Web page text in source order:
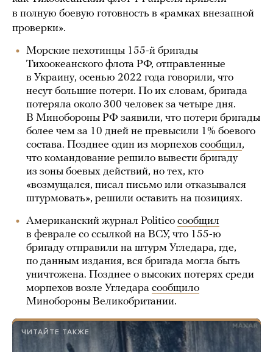
в полную боевую готовность в «рамках внезапной
проверки».
Морские пехотинцы 155-й бригады
Тихоокеанского флота РФ, отправленные
в Украину, осенью 2022 года говорили, что
несут большие потери. По их словам, бригада
потеряла около 300 человек за четыре дня.
В Минобороны РФ заявили, что потери бригады
более чем за 10 дней не превысили 1% боевого
состава. Позднее один из морпехов сообщил,
что командование решило вывести бригаду
из зоны боевых действий, но тех, кто
«возмущался, писал письмо или отказывался
штурмовать», решили оставить на позициях.
Американский журнал Politico сообщил
в феврале со ссылкой на ВСУ, что 155-ю
бригаду отправили на штурм Угледара, где,
по данным издания, вся бригада могла быть
уничтожена. Позднее о высоких потерях среди
морпехов возле Угледара сообщило
Минобороны Великобритании.
ЧИТАЙТЕ ТАКЖЕ